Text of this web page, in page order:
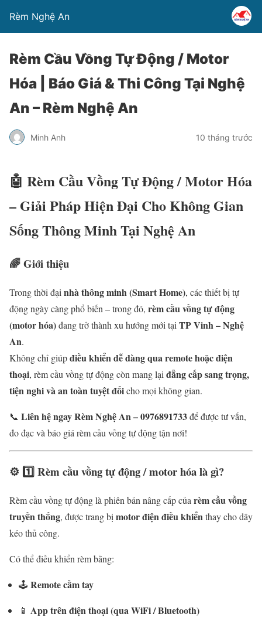
Rèm Nghệ An
Rèm Cầu Vồng Tự Động / Motor
Hóa | Báo Giá & Thi Công Tại Nghệ
An – Rèm Nghệ An
Minh Anh 10 tháng trước
🤖 Rèm Cầu Vồng Tự Động / Motor Hóa
– Giải Pháp Hiện Đại Cho Không Gian
Sống Thông Minh Tại Nghệ An
🌈 Giới thiệu
Trong thời đại nhà thông minh (Smart Home), các thiết bị tự
động ngày càng phổ biến – trong đó, rèm cầu vồng tự động
(motor hóa)đang trở thành xu hướng mới tại TP Vinh – Nghệ
An.
Không chỉ giúpđiều khiển dễ dàng qua remote hoặc điện
thoại, rèm cầu vồng tự động còn mang lại đẳng cấp sang trọng,
tiện nghi và an toàn tuyệt đốicho mọi không gian.
📞 Liên hệ ngay Rèm Nghệ An – 0976891733để được tư vấn,
đo đạc và báo giá rèm cầu vồng tự động tận nơi!
⚙️ 1️⃣ Rèm cầu vồng tự động / motor hóa là gì?
Rèm cầu vồng tự động là phiên bản nâng cấp của rèm cầu vồng
truyền thống, được trang bị motor điện điều khiểnthay cho dây
kéo thủ công.
Có thể điều khiển rèm bằng:
🕹 Remote cầm tay
📱 App trên điện thoại (qua WiFi / Bluetooth)